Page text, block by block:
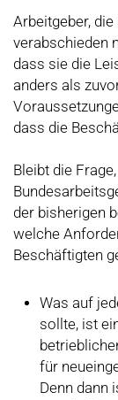
Arbeitgeber,
verabschieden
dass sie die
anders als
dass die
Bleibt die
der bisherigen
welche
Beschäftigten
Was auf
sollte, ist
für
Denn dann